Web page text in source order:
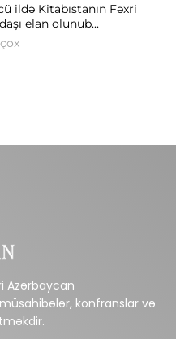
ildə Kitabıstanın Fəxri
elan olunub...
Azərbaycan
konfranslar və